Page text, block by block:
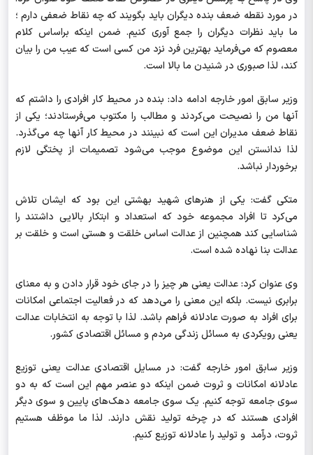
در مورد نقطه ضعف بنده دیگران باید بگویند که چه نقاط ضعفی دارم ؛‌
ما باید نظرات دیگران را جمع آوری کنیم. ضمن اینکه براساس کلام
معصوم که می‌فرماید بهترین فرد نزد من کسی است که عیب من را بیان
کند، لذا صبوری در شنیدن ما بالا است.
وزیر سابق امور خارجه ادامه داد: بنده در محیط کار افرادی را داشتم که
آنها من را نصیحت می‌کردند و مطالب را مکتوب می‌فرستادند؛‌ یکی از
نقاط ضعف مدیران این است که نبینند در محیط کار آنها چه می‌گذرد.
لذا ندانستن این موضوع موجب می‌شود تصمیمات از پختگی لازم
برخوردار نباشد.
متکی گفت: یکی از هنرهای شهید بهشتی این بود که ایشان تلاش
می‌کرد تا افراد مجموعه خود که استعداد و ابتکار بالایی داشتند را
شناسایی کند همچنین از عدالت اساس خلقت و هستی است و خلقت بر
عدالت بنا نهاده شده است.
وی عنوان کرد: عدالت یعنی هر چیز را در جای خود قرار دادن و به معنای
برابری نیست. بلکه این معنی را می‌دهد که در فعالیت اجتماعی امکانات
برای افراد به صورت عادلانه فراهم باشد. لذا با توجه به انتخابات عدالت
یعنی رویکردی به مسائل زندگی مردم و مسائل اقتصادی کشور.
وزیر سابق امور خارجه گفت: در مسایل اقتصادی عدالت یعنی توزیع
عادلانه امکانات و ثروت ضمن اینکه دو عنصر مهم این است که به دو
سوی جامعه توجه کنیم. یک سوی جامعه دهک‌های پایین و سوی دیگر
افرادی هستند که در چرخه تولید نقش دارند. لذا ما موظف هستیم
ثروت، درآمد و تولید را عادلانه توزیع کنیم.